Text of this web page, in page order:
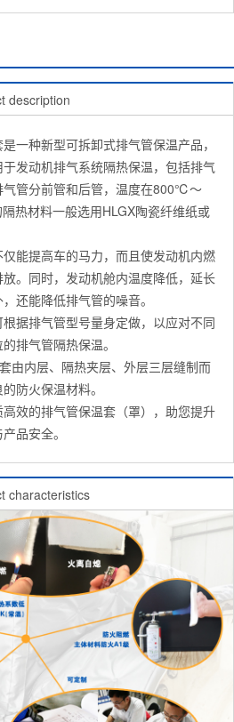
description
种新型可拆卸式排气管保温产品，
发动机排气系统隔热保温，包括排气
气管分前管和后管，温度在800℃～
热材料一般选用HLGX陶瓷纤维纸或
能提高车的马力，而且使发动机内燃
。同时，发动机舱内温度降低，延长
还能降低排气管的噪音。
排气管型号量身定做，以应对不同
排气管隔热保温。
内层、隔热夹层、外层三层缝制而
防火保温材料。
效的排气管保温套（罩），助您提升
品安全。
characteristics